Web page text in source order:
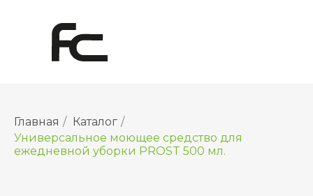
Главная / Каталог /
Универсальное моющее средство для
ежедневной уборки PROST 500 мл.